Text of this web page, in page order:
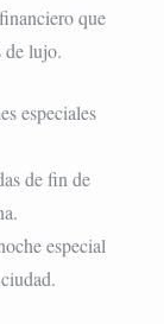
que
de lujo.
especiales
de fin de
especial